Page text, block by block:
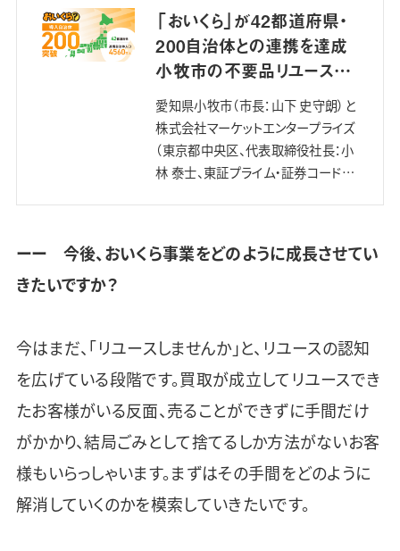
「おいくら」が42都道府県・
200自治体との連携を達成
小牧市の不要品リユース事
業もスタート〜連携自治体人
口は…
愛知県小牧市（市長：山下 史守朗）と
株式会社マーケットエンタープライズ
（東京都中央区、代表取締役社長：小
林 泰士、東証プライム・証券コード
ーー 今後、おいくら事業をどのように成長させてい
きたいですか？
今はまだ、「リユースしませんか」と、リユースの認知
を広げている段階です。買取が成立してリユースでき
たお客様がいる反面、売ることができずに手間だけ
がかかり、結局ごみとして捨てるしか方法がないお客
様もいらっしゃいます。まずはその手間をどのように
解消していくのかを模索していきたいです。